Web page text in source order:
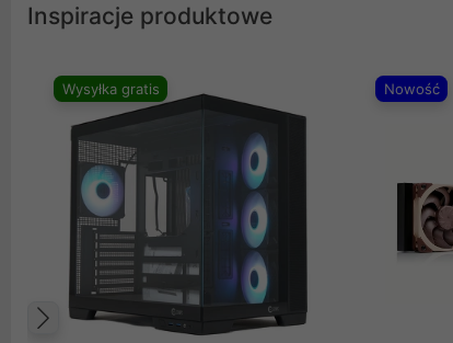
Inspiracje produktowe
Wysyłka gratis Nowość